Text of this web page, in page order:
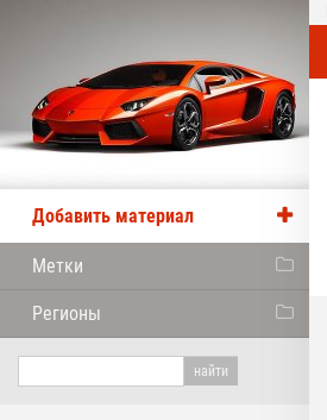
Добавить материал
Метки
Регионы